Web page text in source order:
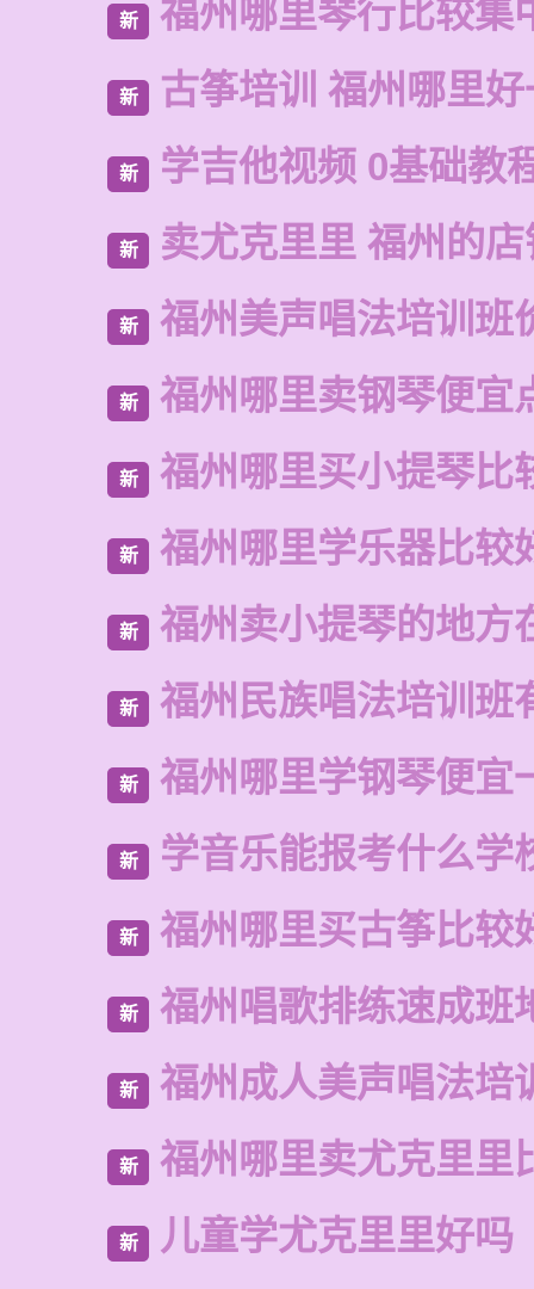
新 福州哪里琴行比较集
新 古筝培训 福州哪里
新 学吉他视频 0基础教
新 卖尤克里里 福州的
新 福州美声唱法培训班
新 福州哪里卖钢琴便宜
新 福州哪里买小提琴比
新 福州哪里学乐器比较
新 福州卖小提琴的地方
新 福州民族唱法培训班
新 福州哪里学钢琴便宜
新 学音乐能报考什么学
新 福州哪里买古筝比较
新 福州唱歌排练速成班
新 福州成人美声唱法培
新 福州哪里卖尤克里里
新 儿童学尤克里里好吗